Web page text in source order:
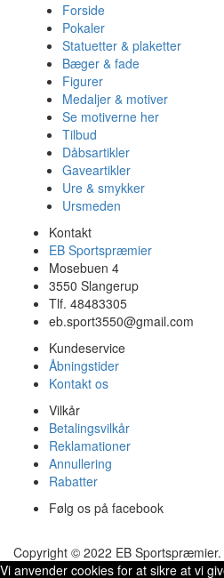
Forside
Pokaler
Statuetter & plaketter
Bæger & fade
Figurer
Medaljer & motiver
Se motiverne her
Tilbud
Dåbsartikler
Gaveartikler
Ure & smykker
Ursmeden
Kontakt
EB Sportspræmier
Mosebuen 4
3550 Slangerup
Tlf. 48483305
eb.sport3550@gmail.com
Kundeservice
Åbningstider
Kontakt os
Vilkår
Betalingsvilkår
Reklamationer
Annullering
Rabatter
Følg os på facebook
Copyright © 2022 EB
Vi anvender cookies for at sikre at vi